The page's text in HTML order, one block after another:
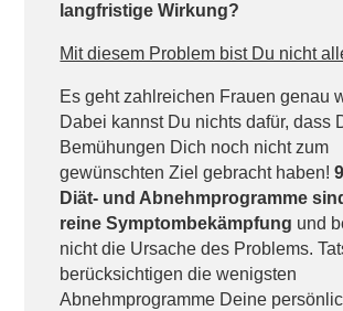
langfristige Wirkung?
Mit diesem Problem bist Du nicht
Es geht zahlreichen Frauen genau
Dabei kannst Du nichts dafür, dass
Bemühungen Dich noch nicht zum
gewünschten Ziel gebracht haben!
Diät- und Abnehmprogramme
reine Symptombekämpfung und
nicht die Ursache des Problems.
berücksichtigen die wenigsten
Abnehmprogramme Deine